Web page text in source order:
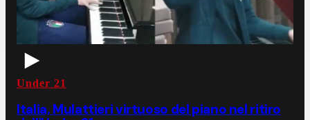
Under 21
Italia, Mulattieri virtuoso del piano nel ritiro